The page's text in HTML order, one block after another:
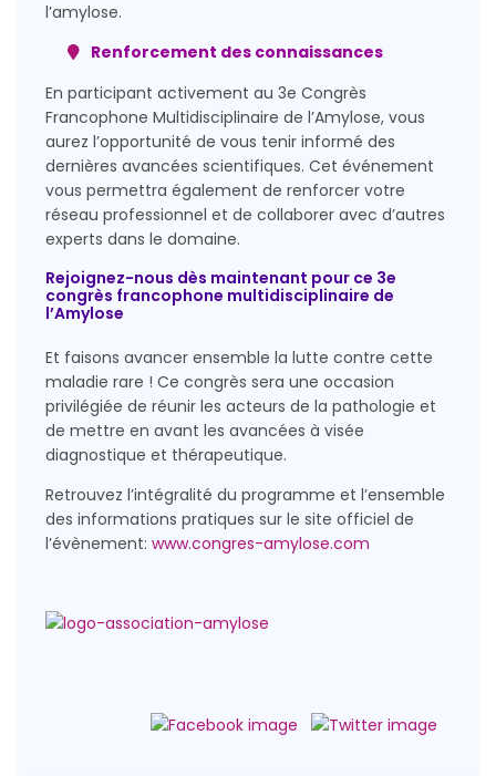
l’amylose.
Renforcement des connaissances
En participant activement au 3e Congrès
Francophone Multidisciplinaire de l’Amylose, vous
aurez l’opportunité de vous tenir informé des
dernières avancées scientifiques. Cet événement
vous permettra également de renforcer votre
réseau professionnel et de collaborer avec d’autres
experts dans le domaine.
Rejoignez-nous dès maintenant pour ce 3e
congrès francophone multidisciplinaire de
l’Amylose
Et faisons avancer ensemble la lutte contre cette
maladie rare ! Ce congrès sera une occasion
privilégiée de réunir les acteurs de la pathologie et
de mettre en avant les avancées à visée
diagnostique et thérapeutique.
Retrouvez l’intégralité du programme et l’ensemble
des informations pratiques sur le site officiel de
l’évènement: www.congres-amylose.com